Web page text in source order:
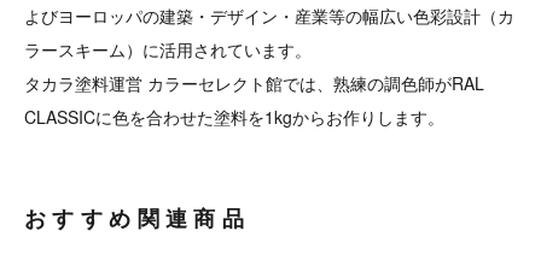
よびヨーロッパの建築・デザイン・産業等の幅広い色彩設計（カ
ラースキーム）に活用されています。
タカラ塗料運営 カラーセレクト館では、熟練の調色師がRAL
CLASSICに色を合わせた塗料を1kgからお作りします。
おすすめ関連商品